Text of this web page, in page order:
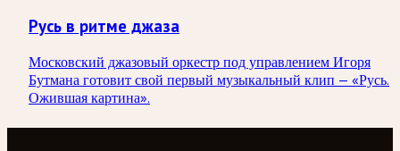
Русь в ритме джаза
Московский джазовый оркестр под управлением Игоря
Бутмана готовит свой первый музыкальный клип — «Русь.
Ожившая картина».